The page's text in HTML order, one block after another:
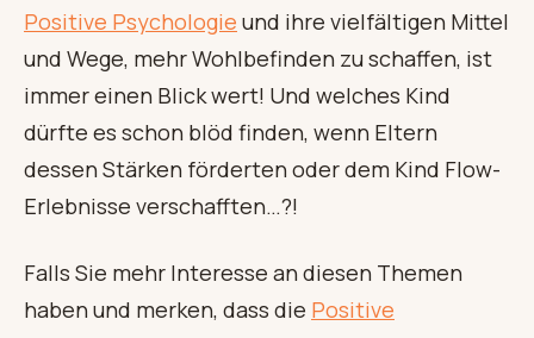
Positive Psychologie und ihre vielfältigen Mittel
und Wege, mehr Wohlbefinden zu schaffen, ist
immer einen Blick wert! Und welches Kind
dürfte es schon blöd finden, wenn Eltern
dessen Stärken förderten oder dem Kind Flow-
Erlebnisse verschafften…?!
Falls Sie mehr Interesse an diesen Themen
haben und merken, dass die Positive